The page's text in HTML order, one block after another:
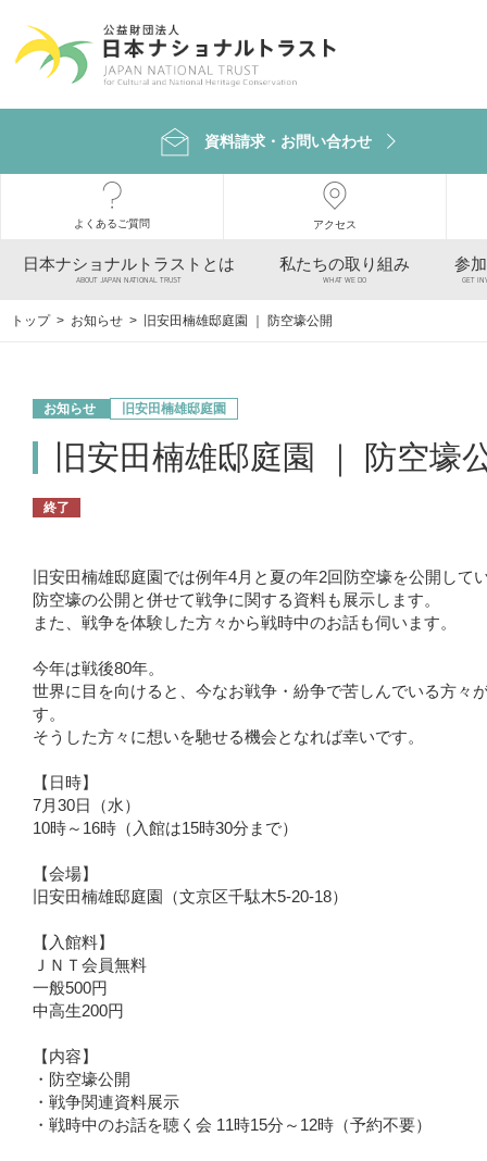
資料請求・お問い合わせ
よくあるご質問 アクセス
日本ナショナルトラストとは
ABOUT JAPAN NATIONAL TRUST
私たちの取り組み
WHAT WE DO
参
GET
トップ > お知らせ > 旧安田楠雄邸庭園 ｜ 防空壕公開
お知らせ 旧安田楠雄邸庭園
旧安田楠雄邸庭園 ｜ 防空壕
終了
旧安田楠雄邸庭園では例年4月と夏の年2回防空壕を公開して
防空壕の公開と併せて戦争に関する資料も展示します。
また、戦争を体験した方々から戦時中のお話も伺います。
今年は戦後80年。
世界に目を向けると、今なお戦争・紛争で苦しんでいる方々
す。
そうした方々に想いを馳せる機会となれば幸いです。
【日時】
7月30日（水）
10時～16時（入館は15時30分まで）
【会場】
旧安田楠雄邸庭園（文京区千駄木5-20-18）
【入館料】
ＪＮＴ会員無料
一般500円
中高生200円
【内容】
・防空壕公開
・戦争関連資料展示
・戦時中のお話を聴く会 11時15分～12時（予約不要）